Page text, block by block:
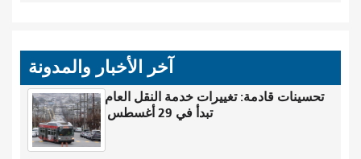
آخر الأخبار والمدونة
تحسينات قادمة: تغييرات خدمة النقل العام
تبدأ في 29 أغسطس